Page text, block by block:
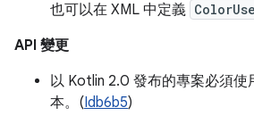
也可以在 XML 中定義
API 變更
以 Kotlin 2.0 發布的專案必須使
本。(Idb6b5)